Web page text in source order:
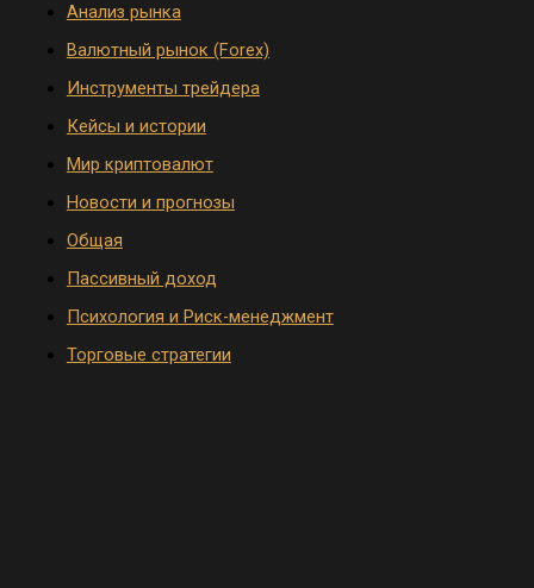
Анализ рынка
Валютный рынок (Forex)
Инструменты трейдера
Кейсы и истории
Мир криптовалют
Новости и прогнозы
Общая
Пассивный доход
Психология и Риск-менеджмент
Торговые стратегии